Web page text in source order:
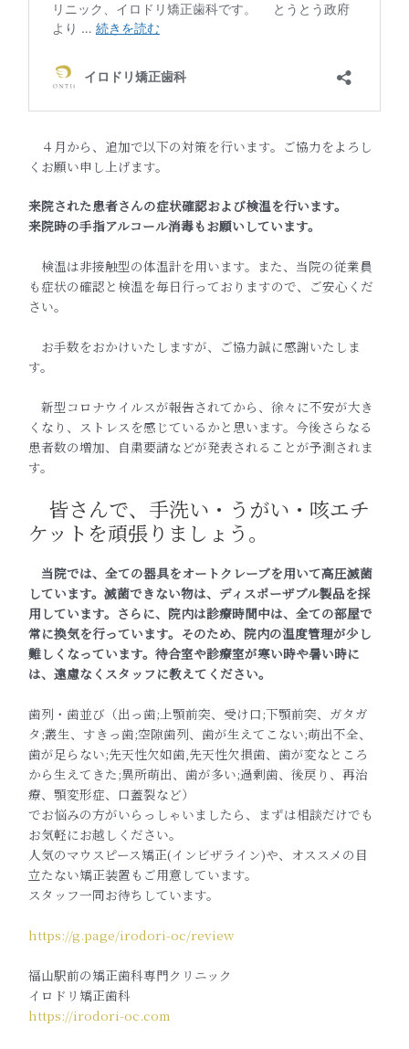
４月から、追加で以下の対策を行います。ご協力をよろし
くお願い申し上げます。
来院された患者さんの症状確認および検温を行います。
来院時の手指アルコール消毒もお願いしています。
検温は非接触型の体温計を用います。また、当院の従業員
も症状の確認と検温を毎日行っておりますので、ご安心くだ
さい。
お手数をおかけいたしますが、ご協力誠に感謝いたしま
す。
新型コロナウイルスが報告されてから、徐々に不安が大き
くなり、ストレスを感じているかと思います。今後さらなる
患者数の増加、自粛要請などが発表されることが予測されま
す。
皆さんで、手洗い・うがい・咳エチ
ケットを頑張りましょう。
当院では、全ての器具をオートクレーブを用いて高圧滅菌
しています。滅菌できない物は、ディスポーザブル製品を採
用しています。さらに、院内は診療時間中は、全ての部屋で
常に換気を行っています。そのため、院内の温度管理が少し
難しくなっています。待合室や診療室が寒い時や暑い時に
は、遠慮なくスタッフに教えてください。
歯列・歯並び（出っ歯;上顎前突、受け口;下顎前突、ガタガ
タ;叢生、すきっ歯;空隙歯列、歯が生えてこない;萌出不全、
歯が足らない;先天性欠如歯,先天性欠損歯、歯が変なところ
から生えてきた;異所萌出、歯が多い;過剰歯、後戻り、再治
療、顎変形症、口蓋裂など）
でお悩みの方がいらっしゃいましたら、まずは相談だけでも
お気軽にお越しください。
人気のマウスピース矯正(インビザライン)や、オススメの目
立たない矯正装置もご用意しています。
スタッフ一同お待ちしています。
https://g.page/irodori-oc/review
福山駅前の矯正歯科専門クリニック
イロドリ矯正歯科
https://irodori-oc.com